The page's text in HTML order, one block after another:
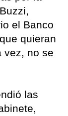
el Banco
quieran
vez, no se
las